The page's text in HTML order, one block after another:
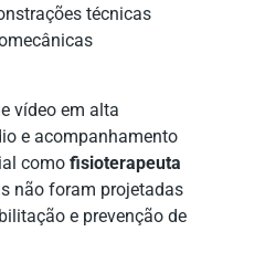
técnicas
vídeo em alta
e acompanhamento
como fisioterapeuta
não foram projetadas
e prevenção de